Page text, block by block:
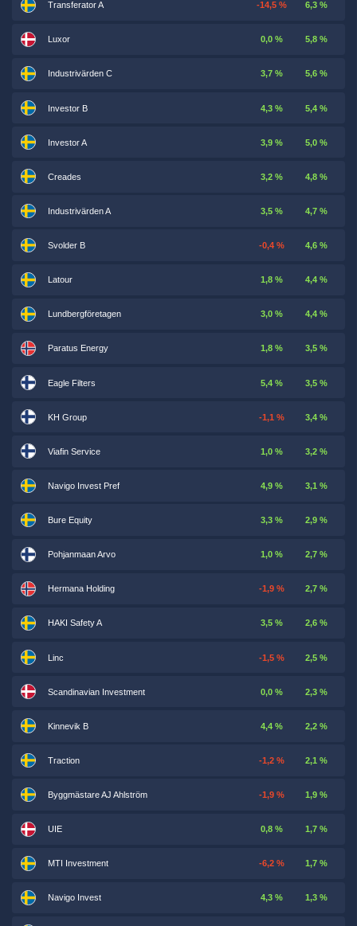
Transferator A -14,5 % 6,3 %
Luxor 0,0 % 5,8 %
Industrivärden C 3,7 % 5,6 %
Investor B 4,3 % 5,4 %
Investor A 3,9 % 5,0 %
Creades 3,2 % 4,8 %
Industrivärden A 3,5 % 4,7 %
Svolder B -0,4 % 4,6 %
Latour 1,8 % 4,4 %
Lundbergföretagen 3,0 % 4,4 %
Paratus Energy 1,8 % 3,5 %
Eagle Filters 5,4 % 3,5 %
KH Group -1,1 % 3,4 %
Viafin Service 1,0 % 3,2 %
Navigo Invest Pref 4,9 % 3,1 %
Bure Equity 3,3 % 2,9 %
Pohjanmaan Arvo 1,0 % 2,7 %
Hermana Holding -1,9 % 2,7 %
HAKI Safety A 3,5 % 2,6 %
Linc -1,5 % 2,5 %
Scandinavian Investment 0,0 % 2,3 %
Kinnevik B 4,4 % 2,2 %
Traction -1,2 % 2,1 %
Byggmästare AJ Ahlström -1,9 % 1,9 %
UIE 0,8 % 1,7 %
MTI Investment -6,2 % 1,7 %
Navigo Invest 4,3 % 1,3 %